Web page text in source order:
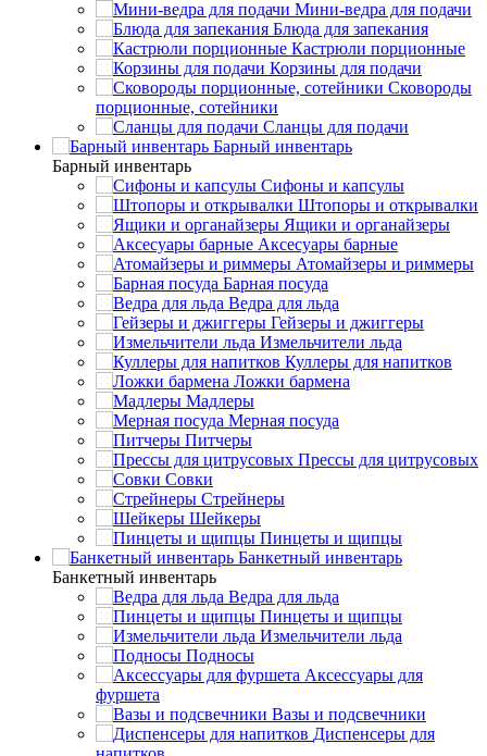
Мини-ведра для подачи
Блюда для запекания
Кастрюли порционные
Корзины для подачи
Сковороды
порционные, сотейники
Сланцы для подачи
Барный инвентарь
Барный инвентарь
Сифоны и капсулы
Штопоры и открывалки
Ящики и органайзеры
Аксесуары барные
Атомайзеры и риммеры
Барная посуда
Ведра для льда
Гейзеры и джиггеры
Измельчители льда
Куллеры для напитков
Ложки бармена
Мадлеры
Мерная посуда
Питчеры
Прессы для цитрусовых
Совки
Стрейнеры
Шейкеры
Пинцеты и щипцы
Банкетный инвентарь
Банкетный инвентарь
Ведра для льда
Пинцеты и щипцы
Измельчители льда
Подносы
Аксессуары для
фуршета
Вазы и подсвечники
Диспенсеры для